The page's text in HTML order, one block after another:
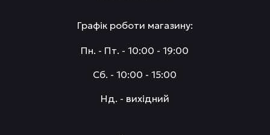
Графік роботи магазину:
Пн. - Пт. - 10:00 - 19:00
Сб. - 10:00 - 15:00
Нд. - вихідний